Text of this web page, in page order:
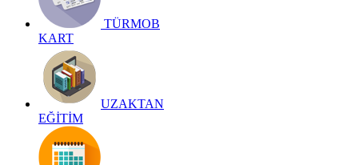
TÜRMOB
KART
UZAKTAN
EĞİTİM